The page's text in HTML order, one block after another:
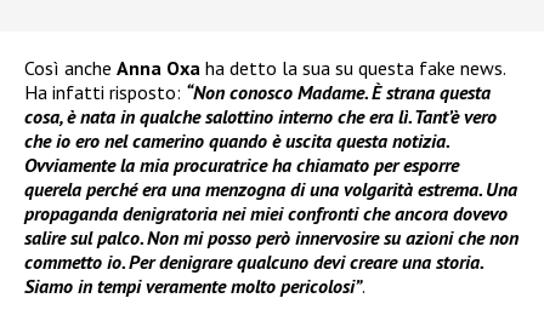
Così anche Anna Oxa ha detto la sua su questa fake news.
Ha infatti risposto: “Non conosco Madame. È strana questa
cosa, è nata in qualche salottino interno che era lì. Tant’è vero
che io ero nel camerino quando è uscita questa notizia.
Ovviamente la mia procuratrice ha chiamato per esporre
querela perché era una menzogna di una volgarità estrema. Una
propaganda denigratoria nei miei confronti che ancora dovevo
salire sul palco. Non mi posso però innervosire su azioni che non
commetto io. Per denigrare qualcuno devi creare una storia.
Siamo in tempi veramente molto pericolosi”.